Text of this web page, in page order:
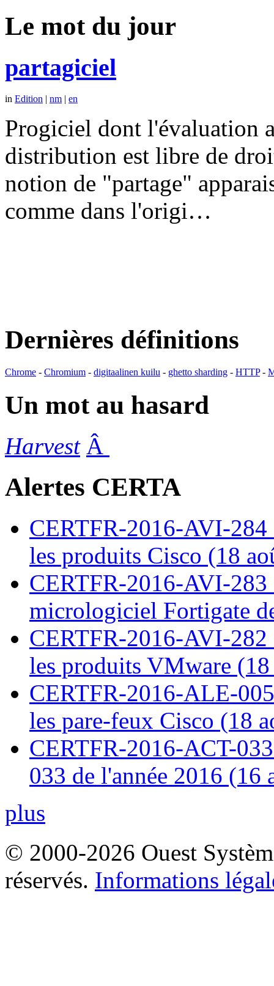
Le mot du jour
partagiciel
in Edition | nm | en
Progiciel dont l'évaluation
distribution est libre de
notion de "partage"
comme dans l'origi…
Dernières définitions
Chrome - Chromium - digitaalinen kuilu - ghetto sharding - HTTP-
Un mot au hasard
Harvest Â
Alertes CERTA
CERTFR-2016-AVI-
les produits Cisco (18
CERTFR-2016-AVI-
micrologiciel Fortigate
CERTFR-2016-AVI-
les produits VMware
CERTFR-2016-ALE-
les pare-feux Cisco (18
CERTFR-2016-ACT-
033 de l'année 2016 (16
plus
© 2000-2026 Ouest
réservés. Informations